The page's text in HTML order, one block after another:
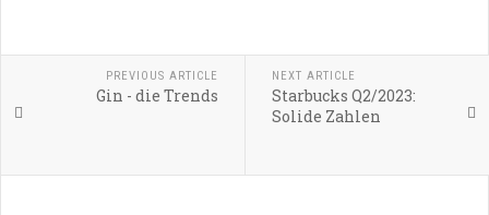
PREVIOUS ARTICLE
Gin - die Trends
NEXT ARTICLE
Starbucks Q2/2023:
Solide Zahlen